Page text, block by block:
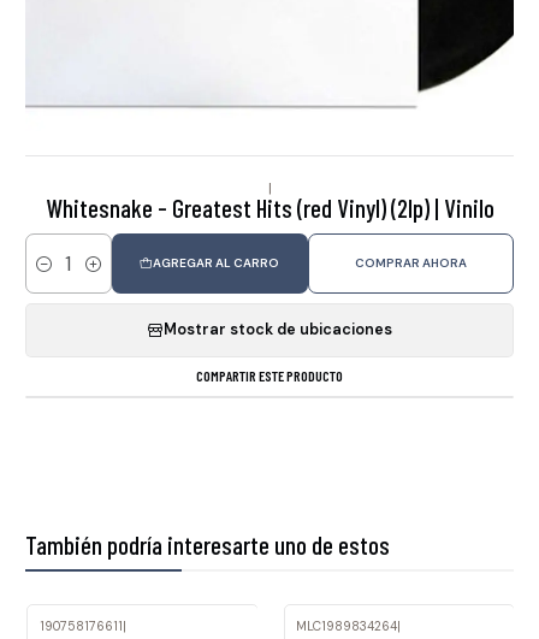
|
Whitesnake - Greatest Hits (red Vinyl) (2lp) | Vinilo
Cantidad
AGREGAR AL CARRO COMPRAR AHORA
Mostrar stock de ubicaciones
COMPARTIR ESTE PRODUCTO
También podría interesarte uno de estos
190758176611| MLC1989834264|